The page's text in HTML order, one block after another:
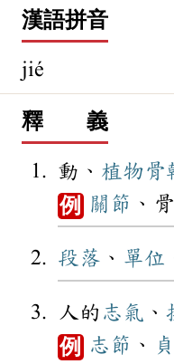
漢語拼音
jié
釋 義
動、 植物骨
例 關節 、
段落 、 單位
人的 志氣 、
例 志節 、